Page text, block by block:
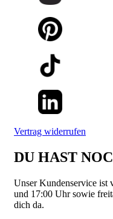
Vertrag widerrufen
DU HAST
Unser Kundenservice ist
und 17:00 Uhr sowie
dich da.